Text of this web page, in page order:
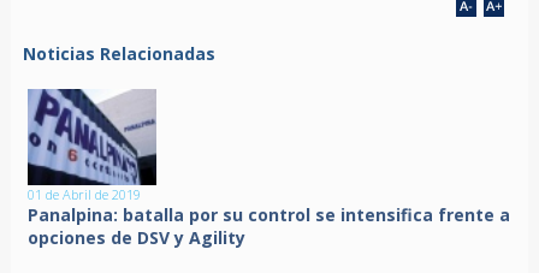
Noticias Relacionadas
01 de Abril de 2019
Panalpina: batalla por su control se intensifica frente a
opciones de DSV y Agility